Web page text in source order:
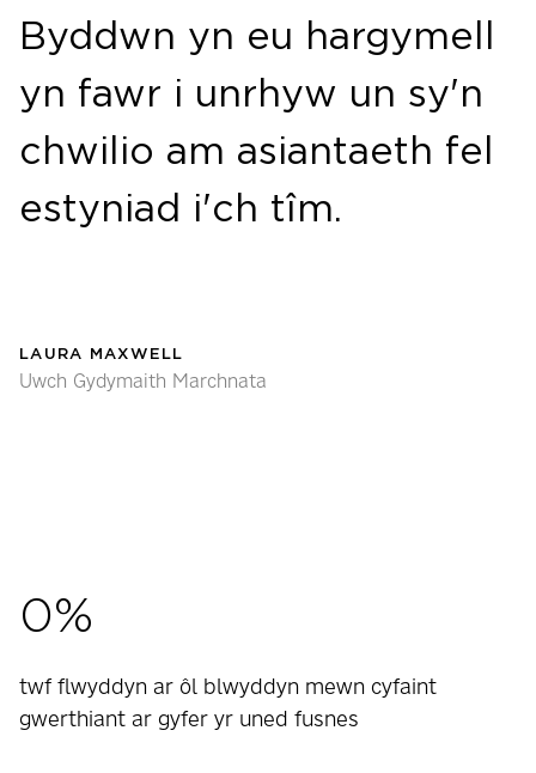
Byddwn yn eu hargymell
yn fawr i unrhyw un sy'n
chwilio am asiantaeth fel
estyniad i'ch tîm.
LAURA MAXWELL
Uwch Gydymaith Marchnata
0%
twf flwyddyn ar ôl blwyddyn mewn cyfaint
gwerthiant ar gyfer yr uned fusnes